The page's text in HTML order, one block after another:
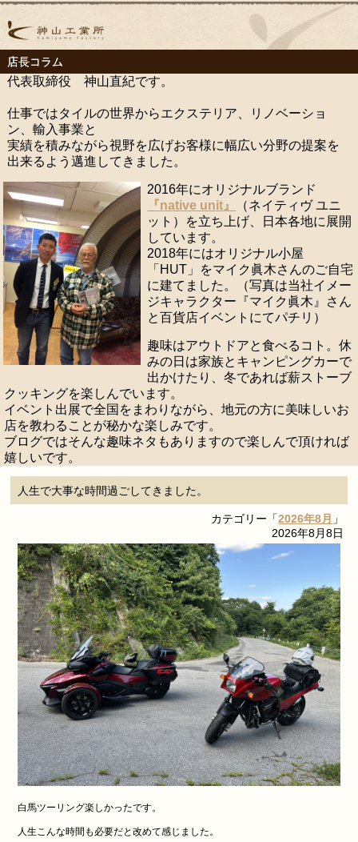
店長コラム
代表取締役 神山直紀です。
仕事ではタイルの世界からエクステリア、リノベーショ
ン、輸入事業と
実績を積みながら視野を広げお客様に幅広い分野の提案を
出来るよう邁進してきました。
2016年にオリジナルブランド
『native unit』
（ネイティヴ ユニ
ット）を立ち上げ、日本各地に展開
しています。
2018年にはオリジナル小屋
「HUT」をマイク眞木さんのご自宅
に建てました。（写真は当社イメー
ジキャラクター『マイク眞木』さん
と百貨店イベントにてパチリ）
趣味はアウトドアと食べるコト。休
みの日は家族とキャンピングカーで
出かけたり、冬であれば薪ストーブ
クッキングを楽しんでいます。
イベント出展で全国をまわりながら、地元の方に美味しいお
店を教わることが秘かな楽しみです。
ブログではそんな趣味ネタもありますので楽しんで頂ければ
嬉しいです。
人生で大事な時間過ごしてきました。
カテゴリー「2026年8月 」
2026年8月8日
白馬ツーリング楽しかったです。
人生こんな時間も必要だと改めて感じました。